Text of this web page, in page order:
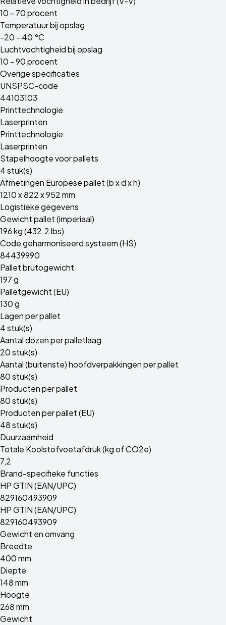
10 - 70 procent
Temperatuur bij opslag
-20 - 40 °C
Luchtvochtigheid bij opslag
10 - 90 procent
Overige specificaties
UNSPSC-code
44103103
Printtechnologie
Laserprinten
Printtechnologie
Laserprinten
Stapelhoogte voor pallets
4 stuk(s)
Afmetingen Europese pallet (b x d x h)
1210 x 822 x 952 mm
Logistieke gegevens
Gewicht pallet (imperiaal)
196 kg (432.2 lbs)
Code geharmoniseerd systeem (HS)
84439990
Pallet brutogewicht
197 g
Palletgewicht (EU)
130 g
Lagen per pallet
4 stuk(s)
Aantal dozen per palletlaag
20 stuk(s)
Aantal (buitenste) hoofdverpakkingen per pallet
80 stuk(s)
Producten per pallet
80 stuk(s)
Producten per pallet (EU)
48 stuk(s)
Duurzaamheid
Totale Koolstofvoetafdruk (kg of CO2e)
7,2
Brand-specifieke functies
HP GTIN (EAN/UPC)
829160493909
HP GTIN (EAN/UPC)
829160493909
Gewicht en omvang
Breedte
400 mm
Diepte
148 mm
Hoogte
268 mm
Gewicht